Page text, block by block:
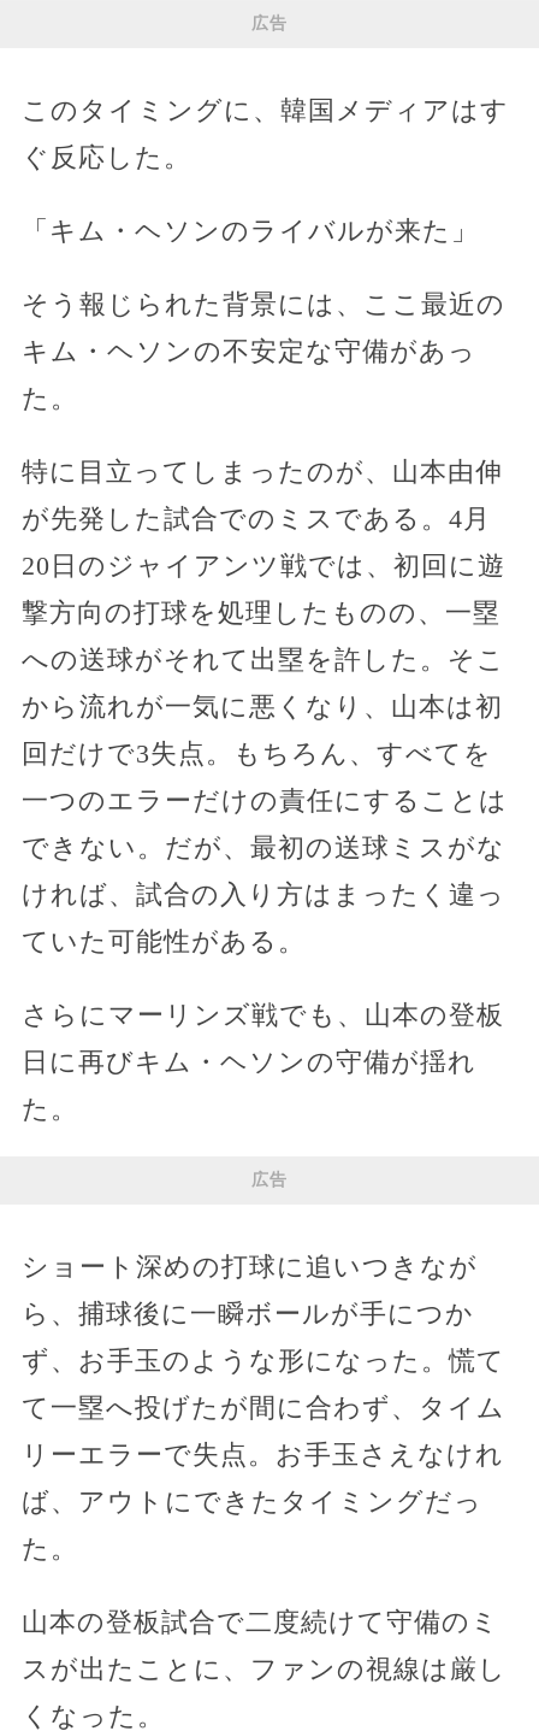
広告
このタイミングに、韓国メディアはす
ぐ反応した。
「キム・ヘソンのライバルが来た」
そう報じられた背景には、ここ最近の
キム・ヘソンの不安定な守備があっ
た。
特に目立ってしまったのが、山本由伸
が先発した試合でのミスである。4月
20日のジャイアンツ戦では、初回に遊
撃方向の打球を処理したものの、一塁
への送球がそれて出塁を許した。そこ
から流れが一気に悪くなり、山本は初
回だけで3失点。もちろん、すべてを
一つのエラーだけの責任にすることは
できない。だが、最初の送球ミスがな
ければ、試合の入り方はまったく違っ
ていた可能性がある。
さらにマーリンズ戦でも、山本の登板
日に再びキム・ヘソンの守備が揺れ
た。
広告
ショート深めの打球に追いつきなが
ら、捕球後に一瞬ボールが手につか
ず、お手玉のような形になった。慌て
て一塁へ投げたが間に合わず、タイム
リーエラーで失点。お手玉さえなけれ
ば、アウトにできたタイミングだっ
た。
山本の登板試合で二度続けて守備のミ
スが出たことに、ファンの視線は厳し
くなった。